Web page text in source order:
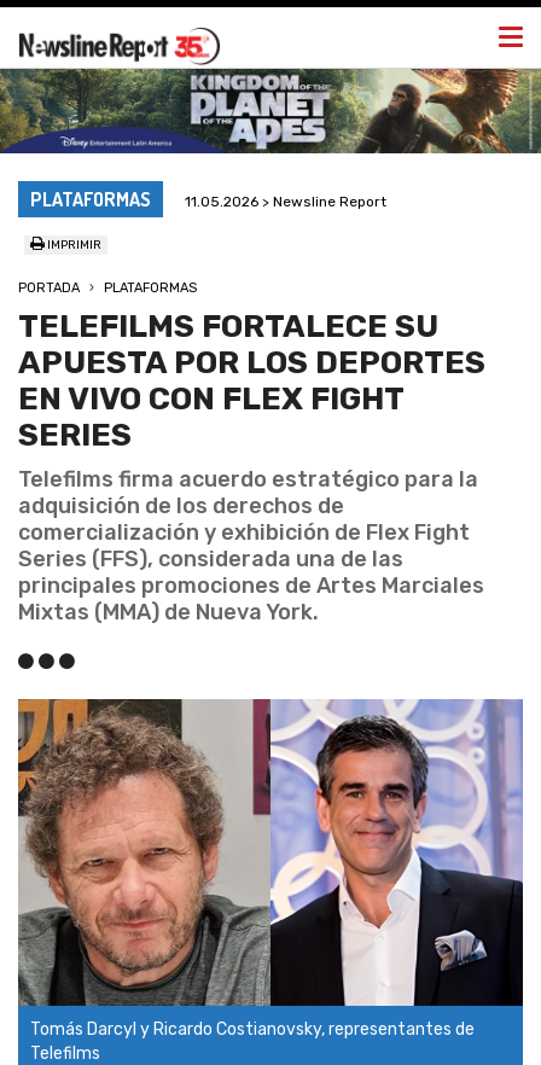
PLATAFORMAS 11.05.2026 > Newsline Report
IMPRIMIR
PORTADA PLATAFORMAS
TELEFILMS FORTALECE SU
APUESTA POR LOS DEPORTES
EN VIVO CON FLEX FIGHT
SERIES
Telefilms firma acuerdo estratégico para la
adquisición de los derechos de
comercialización y exhibición de Flex Fight
Series (FFS), considerada una de las
principales promociones de Artes Marciales
Mixtas (MMA) de Nueva York.
Tomás Darcyl y Ricardo Costianovsky, representantes de
Telefilms